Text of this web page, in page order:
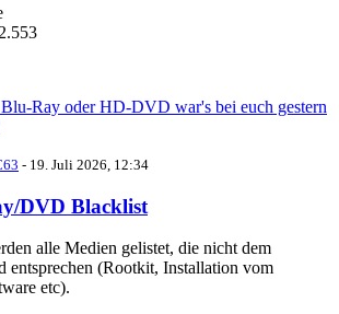
Ray oder HD-DVD war's bei euch gestern
- 19. Juli 2026, 12:34
DVD Blacklist
alle Medien gelistet, die nicht dem
entsprechen (Rootkit, Installation vom
etc).